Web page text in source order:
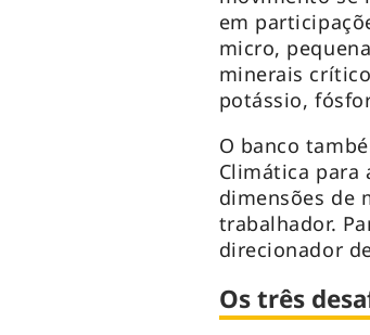
em
micro,
minerais
potássio,
O banco
Climática para
dimensões de
trabalhador.
direcionador
Os três